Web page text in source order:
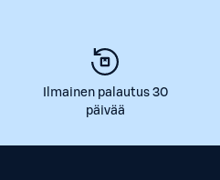
Ilmainen palautus 30
päivää